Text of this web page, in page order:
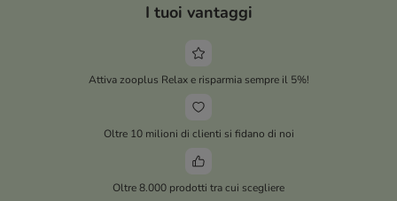
I tuoi vantaggi
Attiva zooplus Relax e risparmia sempre il 5%!
Oltre 10 milioni di clienti si fidano di noi
Oltre 8.000 prodotti tra cui scegliere